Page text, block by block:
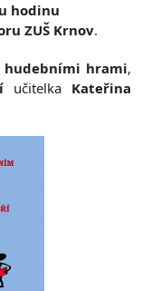
hodinu
ZUŠ Krnov.
hudebními hrami,
učitelka Kateřina